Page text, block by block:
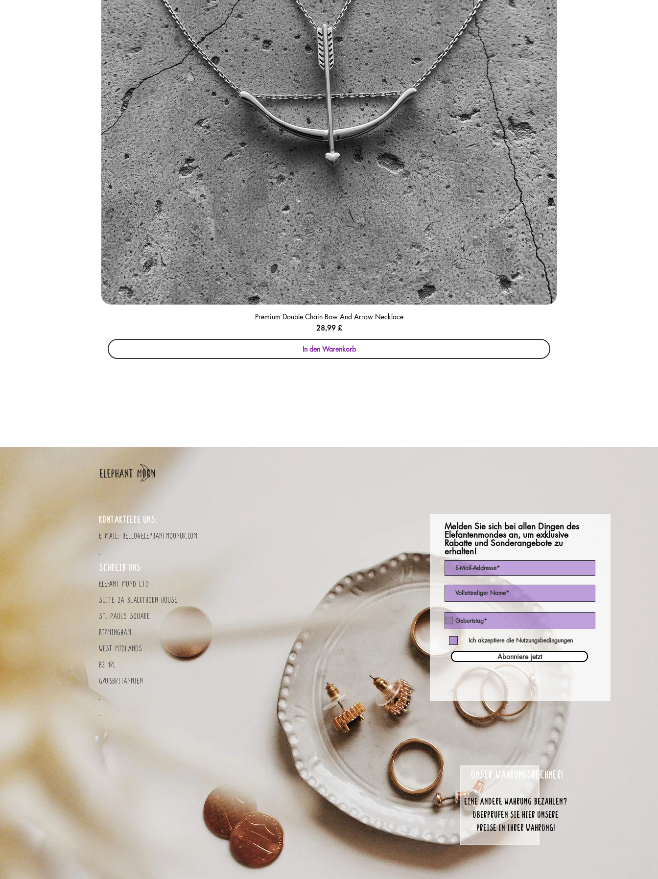
Premium Double Chain Bow And Arrow Necklace
Preis
28,99 £
In den Warenkorb
KONTAKTIERE UNS:
E-Mail: hello@elephantmoonuk.com
.
SCHREIB UNS:
Elefant MOND LTD
Suite 2a Blackthorn House
St. Pauls Square
Birmingham
West Midlands
B3 1RL
Großbritannien
.
.
Melden Sie sich bei allen Dingen des
Elefantenmondes an, um exklusive
Rabatte und Sonderangebote zu
erhalten!
Ich akzeptiere die Nutzungsbedingungen
Abonniere jetzt
unser Währungsrechner!
eine andere Währung bezahlen?
Überprüfen Sie hier unsere
Preise in Ihrer Währung!